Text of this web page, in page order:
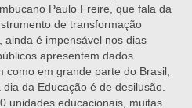
Paulo Freire, que fala da
de transformação
ainda é impensável nos dias
apresentem dados
como em grande parte do Brasil,
da Educação é de desilusão.
unidades educacionais, muitas